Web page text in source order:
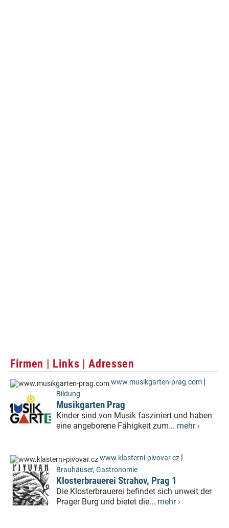
Firmen | Links | Adressen
www.musikgarten-prag.com |
Bildung
Musikgarten Prag
Kinder sind von Musik fasziniert und haben
eine angeborene Fähigkeit zum... mehr ›
www.klasterni-pivovar.cz |
Brauhäuser, Gastronomie
Klosterbrauerei Strahov, Prag 1
Die Klosterbrauerei befindet sich unweit der
Prager Burg und bietet die... mehr ›